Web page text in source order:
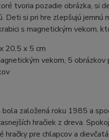
tvoria pozadie obrázka, si
Deti si pri hre zlepšujú jemnú
s magnetickým vekom,
20,5 x 5 cm
vekom, 5
bola založená roku 1985 a
hračiek z dreva.
hračky pre chlapcov a